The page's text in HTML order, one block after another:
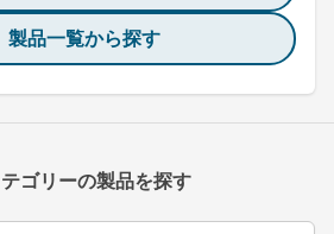
製品一覧から探す
ゴリーの製品を探す